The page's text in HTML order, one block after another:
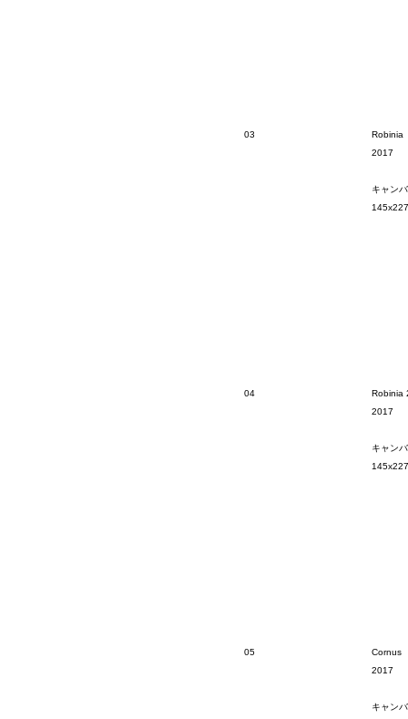
03
Robinia
2017
キャン
04
Robinia
2017
キャン
05
Cornus
2017
キャン